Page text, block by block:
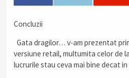
Concluzii
Gata dragilor… v-am prezentat
versiune retail, multumita celor de
lucrurile stau ceva mai bine decat